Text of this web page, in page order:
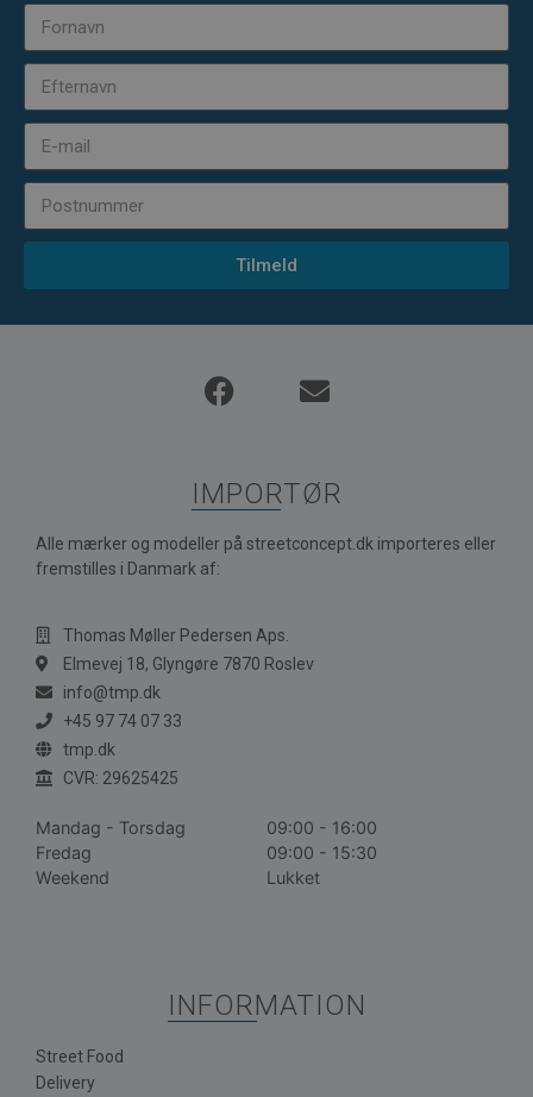
Tilmeld
IMPORTØR
Alle mærker og modeller på streetconcept.dk importeres eller
fremstilles i Danmark af:
Thomas Møller Pedersen Aps.
Elmevej 18, Glyngøre 7870 Roslev
info@tmp.dk
+45 97 74 07 33
tmp.dk
CVR: 29625425
Mandag - Torsdag
09:00 - 16:00
Fredag
09:00 - 15:30
Weekend
Lukket
INFORMATION
Street Food
Delivery